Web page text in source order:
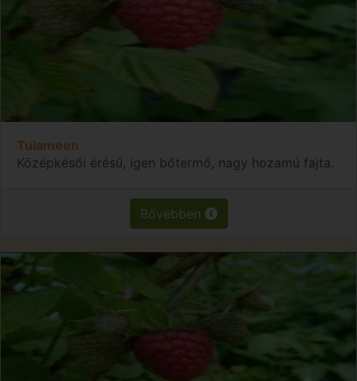
Tulameen
Középkésői érésű, igen bőtermő, nagy hozamú fajta.
Bővebben